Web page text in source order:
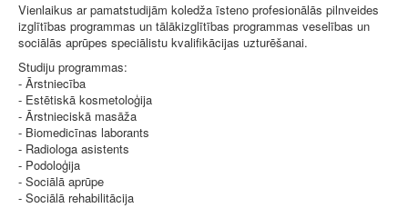
Vienlaikus ar pamatstudijām koledža īsteno profesionālās pilnveides
izglītības programmas un tālākizglītības programmas veselības un
sociālās aprūpes speciālistu kvalifikācijas uzturēšanai.
Studiju programmas:
- Ārstniecība
- Estētiskā kosmetoloģija
- Ārstnieciskā masāža
- Biomedicīnas laborants
- Radiologa asistents
- Podoloģija
- Sociālā aprūpe
- Sociālā rehabilitācija